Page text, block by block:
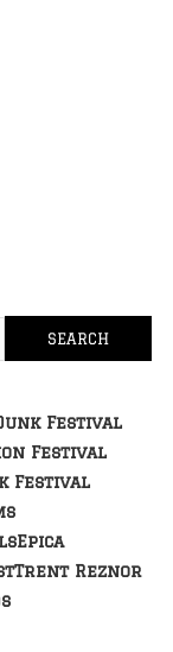
Festival
Festival
Festival
Epica
Trent Reznor